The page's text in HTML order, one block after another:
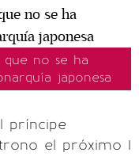
no se ha
japonesa
príncipe
el próximo 1